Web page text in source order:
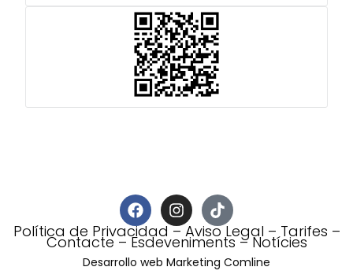
Política de Privacidad–Aviso Legal – Tarifes –
Contacte–Esdeveniments–Notícies
Desarrollo web Marketing Comline